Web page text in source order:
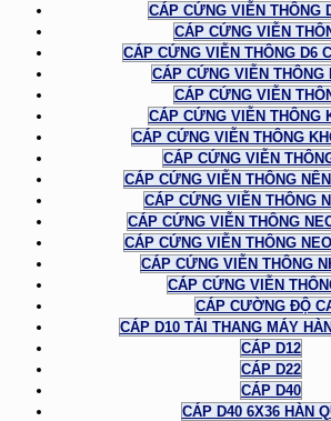
CÁP CỨNG VIỄN THÔNG
CÁP CỨNG VIỄN
CÁP CỨNG VIỄN THÔNG D6
CÁP CỨNG VIỄN THÔNG
CÁP CỨNG VIỄN
CÁP CỨNG VIỄN THÔNG
CÁP CỨNG VIỄN THÔNG
CÁP CỨNG VIỄN
CÁP CỨNG VIỄN THÔNG
CÁP CỨNG VIỄN THÔNG
CÁP CỨNG VIỄN THÔNG
CÁP CỨNG VIỄN THÔNG
CÁP CỨNG VIỄN THÔNG
CÁP CỨNG VIỄN
CÁP CƯỜNG ĐỘ
CÁP D10 TẢI THANG MÁY
CÁP D12
CÁP D22
CÁP D40
CÁP D40 6X36 HÀN